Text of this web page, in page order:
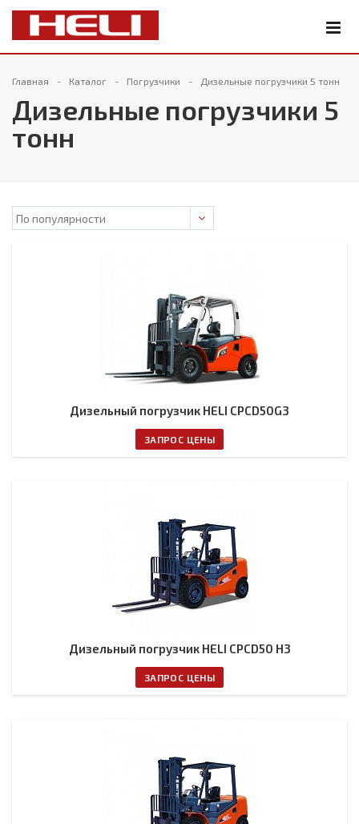
Главная Каталог Погрузчики Дизельные погрузчики 5 тонн
Дизельные погрузчики 5
тонн
Дизельный погрузчик HELI CPCD50G3
ЗАПРОС ЦЕНЫ
Дизельный погрузчик HELI CPCD50 H3
ЗАПРОС ЦЕНЫ